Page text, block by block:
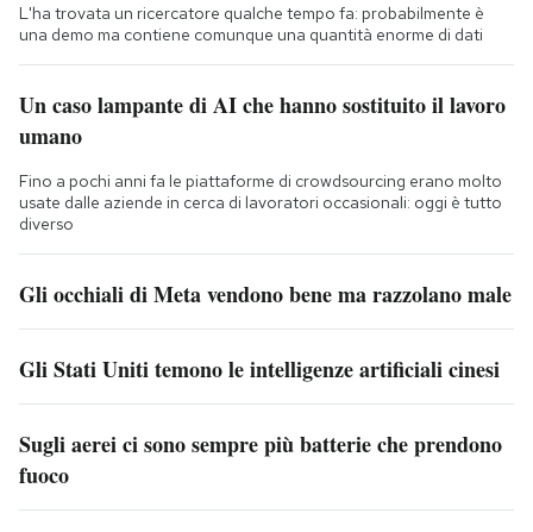
L'ha trovata un ricercatore qualche tempo fa: probabilmente è
una demo ma contiene comunque una quantità enorme di dati
Un caso lampante di AI che hanno sostituito il lavoro
umano
Fino a pochi anni fa le piattaforme di crowdsourcing erano molto
usate dalle aziende in cerca di lavoratori occasionali: oggi è tutto
diverso
Gli occhiali di Meta vendono bene ma razzolano male
Gli Stati Uniti temono le intelligenze artificiali cinesi
Sugli aerei ci sono sempre più batterie che prendono
fuoco